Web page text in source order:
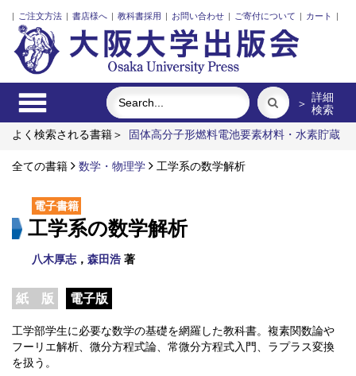
| ご注文方法 | 書店様へ | 教科書採用 | お問い合わせ | ご寄付について | カート |
＞ 詳細
検索
よく検索される書籍＞
固体高分子形燃料電池要素材料・水素貯蔵
正・昭和の細菌学者たち
外国人介護士と働くための異文化理解
全ての書籍 数学・物理学 工学系の数学解析
電子書籍
工学系の数学解析
八木厚志 ， 森田浩著
紙 版 電子版
工学部学生に必要な数学の基礎を網羅した教科書。複素関数論や
フーリエ解析、微分方程式論、常微分方程式入門、ラプラス変換
を扱う。